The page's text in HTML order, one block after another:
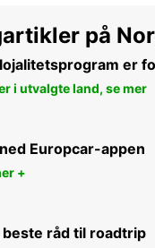
på
er
i utvalgte land, se mer
Europcar-appen
+
beste råd til roadtrip